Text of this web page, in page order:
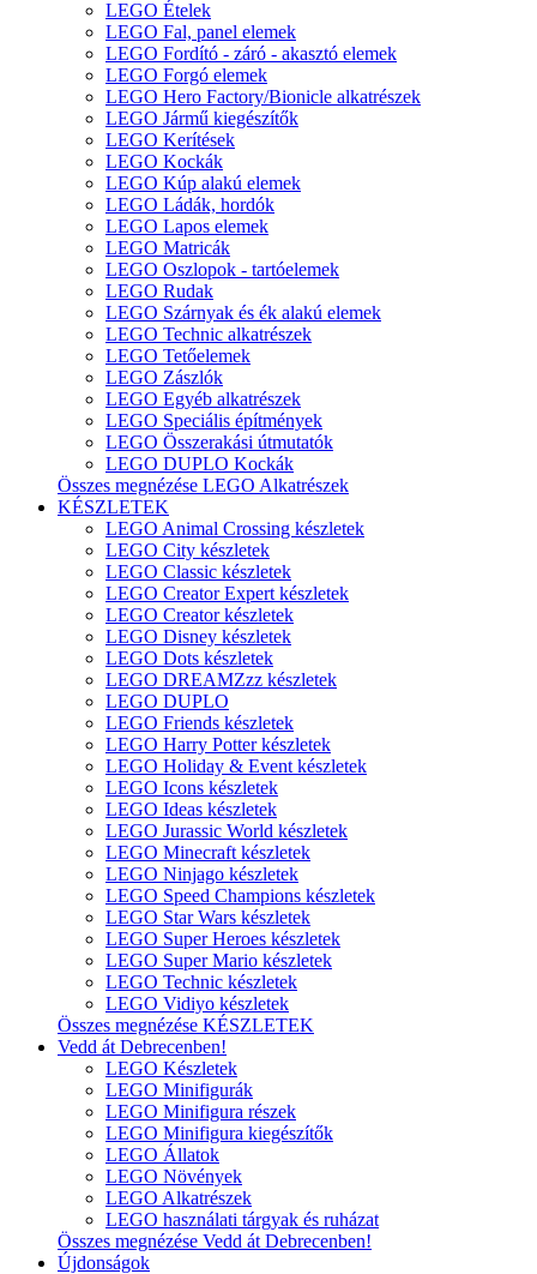
LEGO Ételek
LEGO Fal, panel elemek
LEGO Fordító - záró - akasztó elemek
LEGO Forgó elemek
LEGO Hero Factory/Bionicle alkatrészek
LEGO Jármű kiegészítők
LEGO Kerítések
LEGO Kockák
LEGO Kúp alakú elemek
LEGO Ládák, hordók
LEGO Lapos elemek
LEGO Matricák
LEGO Oszlopok - tartóelemek
LEGO Rudak
LEGO Szárnyak és ék alakú elemek
LEGO Technic alkatrészek
LEGO Tetőelemek
LEGO Zászlók
LEGO Egyéb alkatrészek
LEGO Speciális építmények
LEGO Összerakási útmutatók
LEGO DUPLO Kockák
Összes megnézése LEGO Alkatrészek
KÉSZLETEK
LEGO Animal Crossing készletek
LEGO City készletek
LEGO Classic készletek
LEGO Creator Expert készletek
LEGO Creator készletek
LEGO Disney készletek
LEGO Dots készletek
LEGO DREAMZzz készletek
LEGO DUPLO
LEGO Friends készletek
LEGO Harry Potter készletek
LEGO Holiday & Event készletek
LEGO Icons készletek
LEGO Ideas készletek
LEGO Jurassic World készletek
LEGO Minecraft készletek
LEGO Ninjago készletek
LEGO Speed Champions készletek
LEGO Star Wars készletek
LEGO Super Heroes készletek
LEGO Super Mario készletek
LEGO Technic készletek
LEGO Vidiyo készletek
Összes megnézése KÉSZLETEK
Vedd át Debrecenben!
LEGO Készletek
LEGO Minifigurák
LEGO Minifigura részek
LEGO Minifigura kiegészítők
LEGO Állatok
LEGO Növények
LEGO Alkatrészek
LEGO használati tárgyak és ruházat
Összes megnézése Vedd át Debrecenben!
Újdonságok